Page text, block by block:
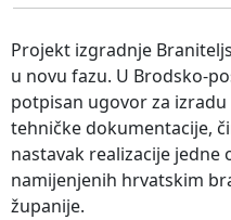
Projekt izgradnje
u novu fazu. U Brodsko-
potpisan ugovor za
tehničke dokumentacije,
nastavak realizacije jedne
namijenjenih hrvatskim
županije.